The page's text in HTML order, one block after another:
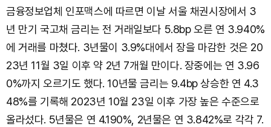
금융정보업체 인포맥스에 따르면 이날 서울 채권시장에서 3
년 만기 국고채 금리는 전 거래일보다 5.8bp 오른 연 3.940%
에 거래를 마쳤다. 3년물이 3.9%대에서 장을 마감한 것은 20
23년 11월 3일 이후 약 2년 7개월 만이다. 장중에는 연 3.96
0%까지 오르기도 했다. 10년물 금리는 9.4bp 상승한 연 4.3
48%를 기록해 2023년 10월 23일 이후 가장 높은 수준으로
올라섰다. 5년물은 연 4.190%, 2년물은 연 3.842%로 각각 7.